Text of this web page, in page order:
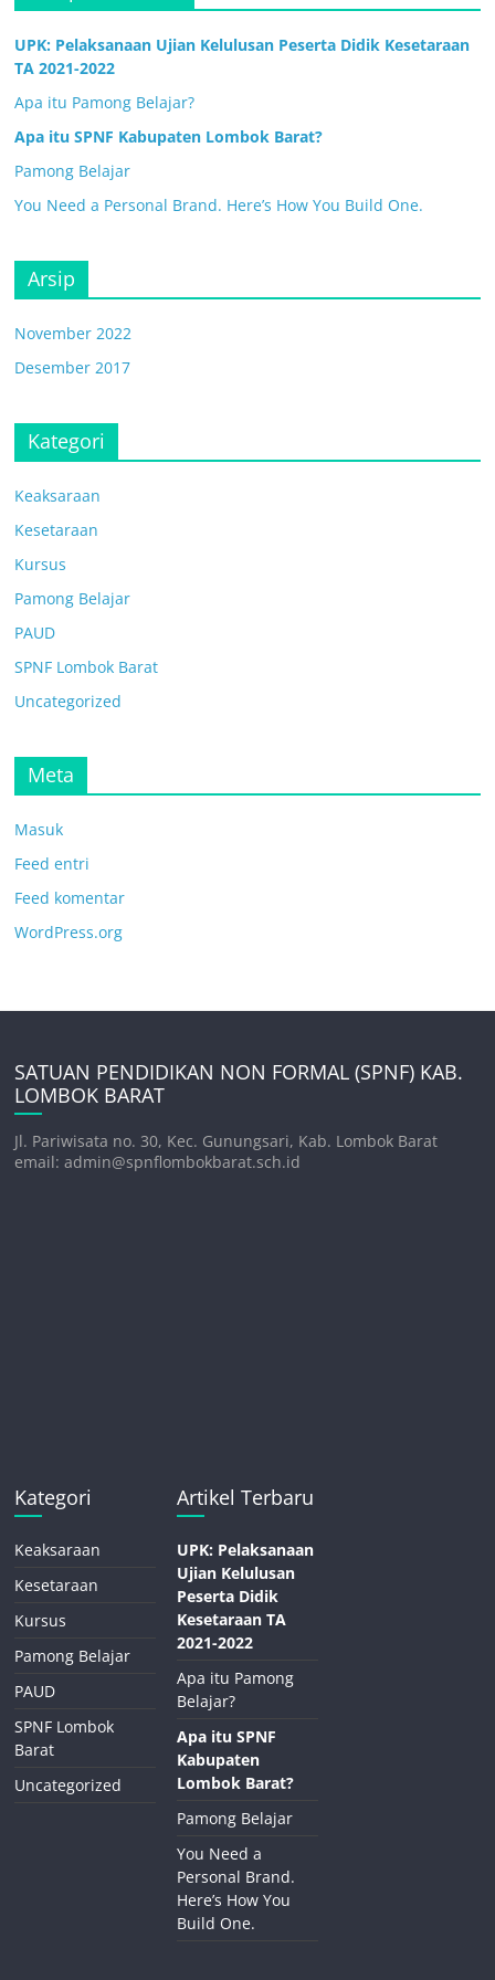
UPK: Pelaksanaan Ujian Kelulusan Peserta Didik Kesetaraan
TA 2021-2022
Apa itu Pamong Belajar?
Apa itu SPNF Kabupaten Lombok Barat?
Pamong Belajar
You Need a Personal Brand. Here’s How You Build One.
Arsip
November 2022
Desember 2017
Kategori
Keaksaraan
Kesetaraan
Kursus
Pamong Belajar
PAUD
SPNF Lombok Barat
Uncategorized
Meta
Masuk
Feed entri
Feed komentar
WordPress.org
SATUAN PENDIDIKAN NON FORMAL (SPNF) KAB.
LOMBOK BARAT
Jl. Pariwisata no. 30, Kec. Gunungsari, Kab. Lombok Barat
email: admin@spnflombokbarat.sch.id
Kategori
Keaksaraan
Kesetaraan
Kursus
Pamong Belajar
PAUD
SPNF Lombok
Barat
Uncategorized
Artikel Terbaru
UPK: Pelaksanaan
Ujian Kelulusan
Peserta Didik
Kesetaraan TA
2021-2022
Apa itu Pamong
Belajar?
Apa itu SPNF
Kabupaten
Lombok Barat?
Pamong Belajar
You Need a
Personal Brand.
Here’s How You
Build One.